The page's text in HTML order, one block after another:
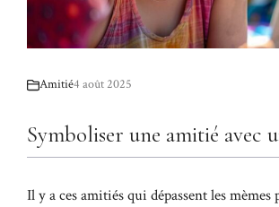
Amitié4 août 2025
Symboliser une amitié avec
Il y a ces amitiés qui dépassent les mèmes